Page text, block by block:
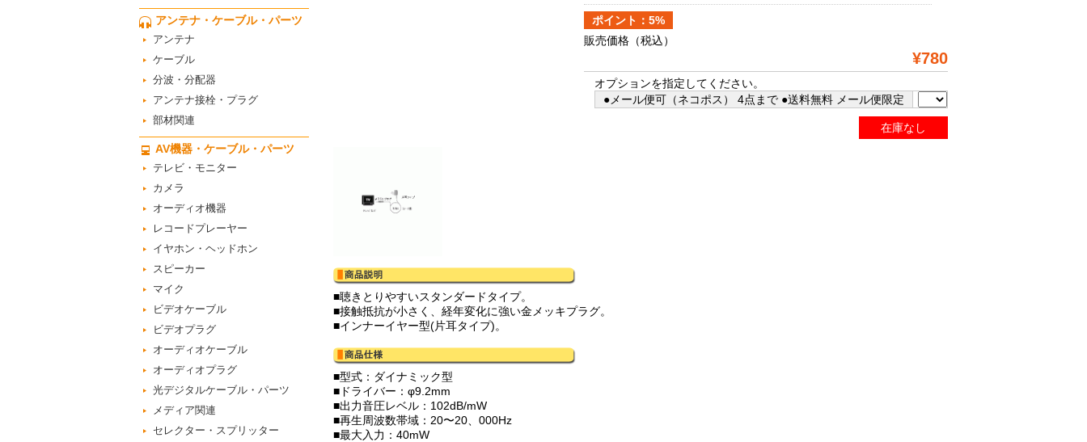
アンテナ・ケーブル・パーツ
アンテナ
ケーブル
分波・分配器
アンテナ接栓・プラグ
部材関連
AV機器・ケーブル・パーツ
テレビ・モニター
カメラ
オーディオ機器
レコードプレーヤー
イヤホン・ヘッドホン
スピーカー
マイク
ビデオケーブル
ビデオプラグ
オーディオケーブル
オーディオプラグ
光デジタルケーブル・パーツ
メディア関連
セレクター・スプリッター
ポイント：5%
販売価格 （税込）
¥780
オプションを指定してください。
●メール便可（ネコポス） 4点まで ●送料無料 メール便限定
在庫なし
■聴きとりやすいスタンダードタイプ。
■接触抵抗が小さく、経年変化に強い金メッキプラグ。
■インナーイヤー型(片耳タイプ)。
■型式：ダイナミック型
■ドライバー：φ9.2mm
■出力音圧レベル：102dB/mW
■再生周波数帯域：20〜20、000Hz
■最大入力：40mW